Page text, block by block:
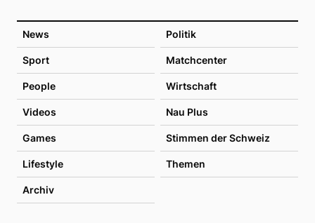
News Politik
Sport Matchcenter
People Wirtschaft
Videos Nau Plus
Games Stimmen der Schweiz
Lifestyle Themen
Archiv